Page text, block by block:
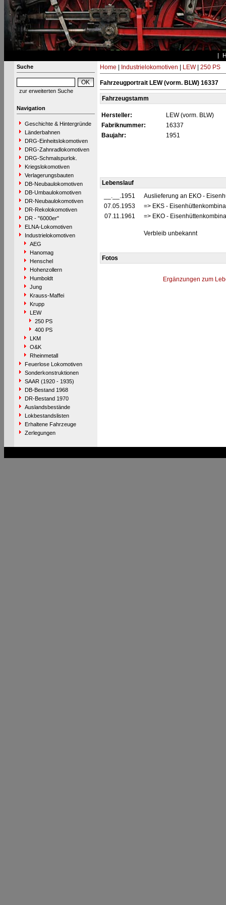
Suche
zur erweiterten Suche
Navigation
Geschichte & Hintergründe
Länderbahnen
DRG-Einheitslokomotiven
DRG-Zahnradlokomotiven
DRG-Schmalspurlok.
Kriegslokomotiven
Verlagerungsbauten
DB-Neubaulokomotiven
DB-Umbaulokomotiven
DR-Neubaulokomotiven
DR-Rekolokomotiven
DR - "6000er"
ELNA-Lokomotiven
Industrielokomotiven
AEG
Hanomag
Henschel
Hohenzollern
Humboldt
Jung
Krauss-Maffei
Krupp
LEW
250 PS
400 PS
LKM
O&K
Rheinmetall
Feuerlose Lokomotiven
Sonderkonstruktionen
SAAR (1920 - 1935)
DB-Bestand 1968
DR-Bestand 1970
Auslandsbestände
Lokbestandslisten
Erhaltene Fahrzeuge
Zerlegungen
Home Industrielokomotiven LEW| 250 PS
Fahrzeugportrait LEW (vorm. BLW) 16337
Fahrzeugstamm
Hersteller:
LEW (vorm. BLW)
Fabriknummer:
16337
Baujahr:
1951
Lebenslauf
__.__.1951
Auslieferung an EKO -
07.05.1953
=> EKS -
07.11.1961
=> EKO -
Verbleib unbekannt
Fotos
Ergänzungen zum